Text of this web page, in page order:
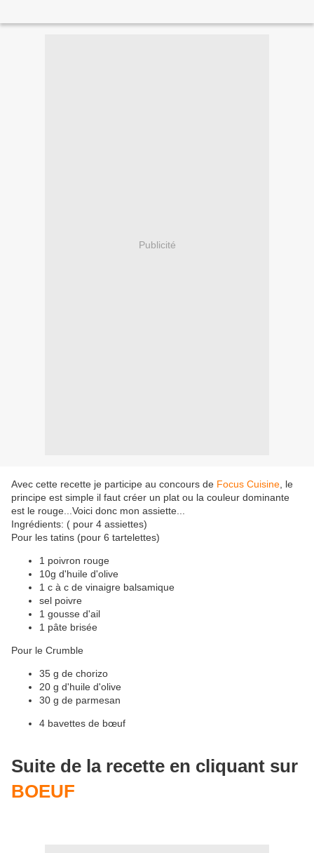
Publicité
Avec cette recette je participe au concours de Focus Cuisine , le
principe est simple il faut créer un plat ou la couleur dominante
est le rouge...Voici donc mon assiette...
Ingrédients: ( pour 4 assiettes)
Pour les tatins (pour 6 tartelettes)
1 poivron rouge
10g d'huile d'olive
1 c à c de vinaigre balsamique
sel poivre
1 gousse d'ail
1 pâte brisée
Pour le Crumble
35 g de chorizo
20 g d'huile d'olive
30 g de parmesan
4 bavettes de bœuf
Suite de la recette en cliquant sur
BOEUF